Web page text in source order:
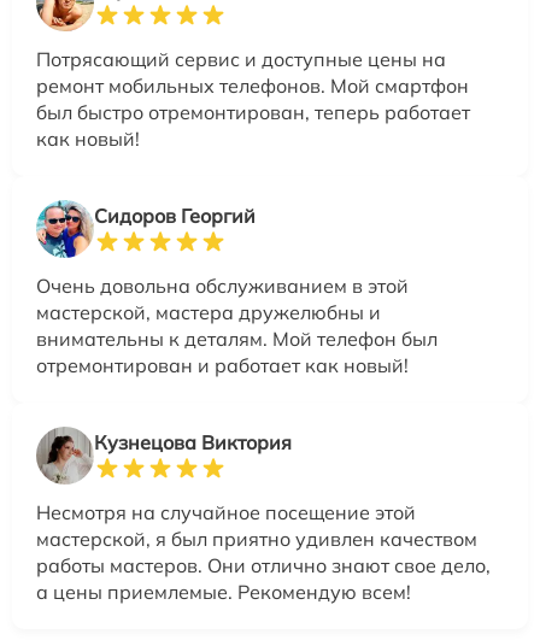
Потрясающий сервис и доступные цены на
ремонт мобильных телефонов. Мой смартфон
был быстро отремонтирован, теперь работает
как новый!
Сидоров Георгий
Очень довольна обслуживанием в этой
мастерской, мастера дружелюбны и
внимательны к деталям. Мой телефон был
отремонтирован и работает как новый!
Кузнецова Виктория
Несмотря на случайное посещение этой
мастерской, я был приятно удивлен качеством
работы мастеров. Они отлично знают свое дело,
а цены приемлемые. Рекомендую всем!